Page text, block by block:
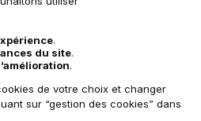
CGUGestion des cookies
vente
Plan du site
FR | €
- Tous droits réservés.